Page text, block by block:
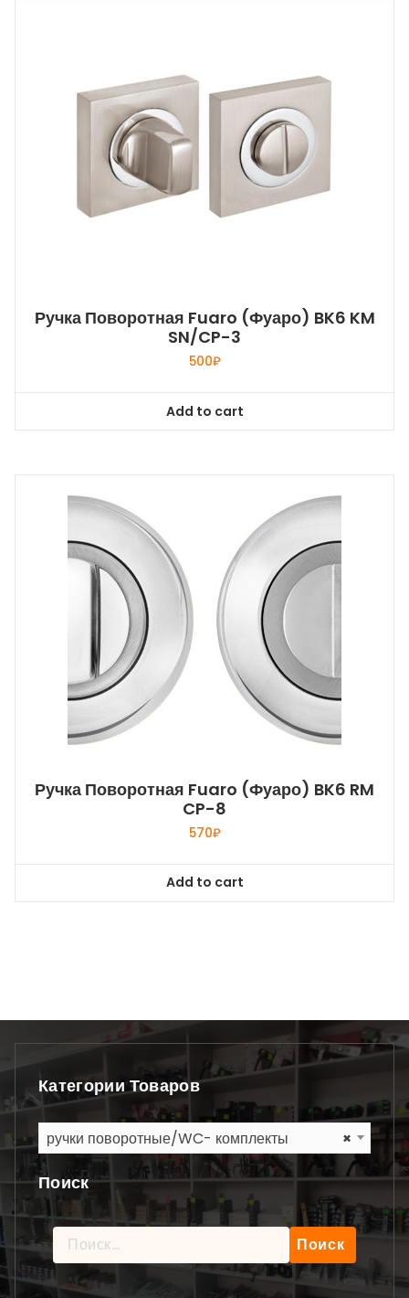
Ручка Поворотная Fuaro (Фуаро) BK6 KM
SN/CP-3
500₽
Add to cart
Ручка Поворотная Fuaro (Фуаро) BK6 RM
CP-8
570₽
Add to cart
Категории Товаров
×
ручки поворотные/WC- комплекты
Поиск
Найти: